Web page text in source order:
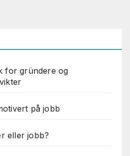
for gründere og
på jobb
eller jobb?